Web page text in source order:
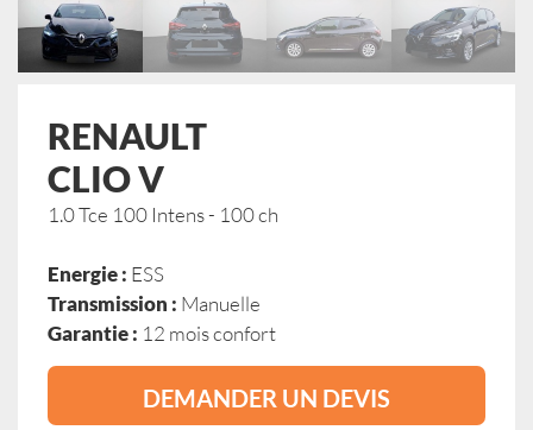
RENAULT
CLIO V
1.0 Tce 100 Intens - 100 ch
Energie : ESS
Transmission : Manuelle
Garantie : 12 mois confort
DEMANDER UN DEVIS